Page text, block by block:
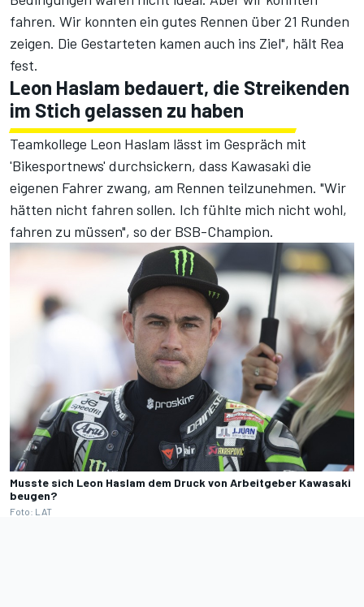
fahren. Wir konnten ein gutes Rennen über 21 Runden
zeigen. Die Gestarteten kamen auch ins Ziel", hält Rea
fest.
Leon Haslam bedauert, die Streikenden
im Stich gelassen zu haben
Teamkollege Leon Haslam lässt im Gespräch mit
'Bikesportnews' durchsickern, dass Kawasaki die
eigenen Fahrer zwang, am Rennen teilzunehmen. "Wir
hätten nicht fahren sollen. Ich fühlte mich nicht wohl,
fahren zu müssen", so der BSB-Champion.
Musste sich Leon Haslam dem Druck von Arbeitgeber Kawasaki
beugen?
Foto: LAT